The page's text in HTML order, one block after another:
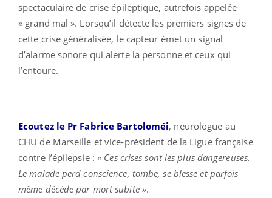
spectaculaire de crise épileptique, autrefois appelée
« grand mal ». Lorsqu’il détecte les premiers signes de
cette crise généralisée, le capteur émet un signal
d’alarme sonore qui alerte la personne et ceux qui
l’entoure.
Ecoutez le Pr Fabrice Bartoloméi, neurologue au
CHU de Marseille et vice-président de la Ligue française
contre l’épilepsie :« Ces crises sont les plus dangereuses.
Le malade perd conscience, tombe, se blesse et parfois
même décède par mort subite ».